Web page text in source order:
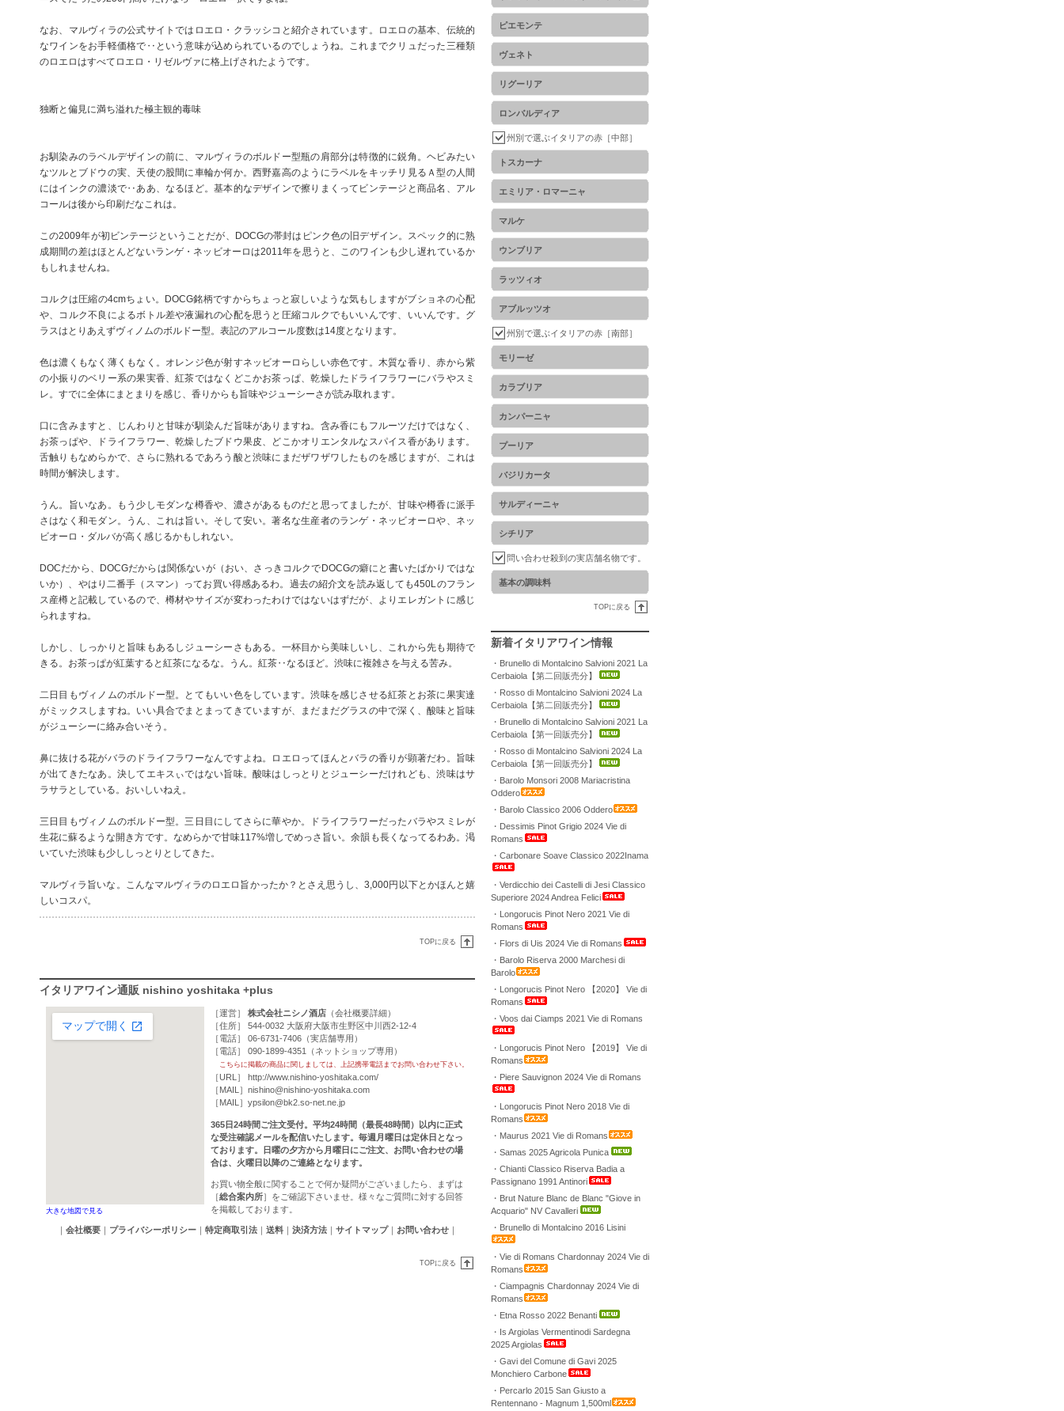
なお、マルヴィラの公式サイトではロエロ・クラッシコと紹介されています。ロエロの基本、伝統的
なワインをお手軽価格で‥という意味が込められているのでしょうね。これまでクリュだった三種類
のロエロはすべてロエロ・リゼルヴァに格上げされたようです。
独断と偏見に満ち溢れた極主観的毒味
お馴染みのラベルデザインの前に、マルヴィラのボルドー型瓶の肩部分は特徴的に鋭角。ヘビみたい
なツルとブドウの実、天使の股間に車輪か何か。西野嘉高のようにラベルをキッチリ見るＡ型の人間
にはインクの濃淡で‥ああ、なるほど。基本的なデザインで擦りまくってビンテージと商品名、アル
コールは後から印刷だなこれは。
この2009年が初ビンテージということだが、DOCGの帯封はピンク色の旧デザイン。スペック的に熟
成期間の差はほとんどないランゲ・ネッビオーロは2011年を思うと、このワインも少し遅れているか
もしれませんね。
コルクは圧縮の4cmちょい。DOCG銘柄ですからちょっと寂しいような気もしますがブショネの心配
や、コルク不良によるボトル差や液漏れの心配を思うと圧縮コルクでもいいんです、いいんです。グ
ラスはとりあえずヴィノムのボルドー型。表記のアルコール度数は14度となります。
色は濃くもなく薄くもなく。オレンジ色が射すネッビオーロらしい赤色です。木質な香り、赤から紫
の小振りのベリー系の果実香、紅茶ではなくどこかお茶っぱ、乾燥したドライフラワーにバラやスミ
レ。すでに全体にまとまりを感じ、香りからも旨味やジューシーさが読み取れます。
口に含みますと、じんわりと甘味が馴染んだ旨味がありますね。含み香にもフルーツだけではなく、
お茶っぱや、ドライフラワー、乾燥したブドウ果皮、どこかオリエンタルなスパイス香があります。
舌触りもなめらかで、さらに熟れるであろう酸と渋味にまだザワザワしたものを感じますが、これは
時間が解決します。
うん。旨いなあ。もう少しモダンな樽香や、濃さがあるものだと思ってましたが、甘味や樽香に派手
さはなく和モダン。うん、これは旨い。そして安い。著名な生産者のランゲ・ネッビオーロや、ネッ
ビオーロ・ダルバが高く感じるかもしれない。
DOCだから、DOCGだからは関係ないが（おい、さっきコルクでDOCGの癖にと書いたばかりではな
いか）、やはり二番手（スマン）ってお買い得感あるわ。過去の紹介文を読み返しても450Lのフラン
ス産樽と記載しているので、樽材やサイズが変わったわけではないはずだが、よりエレガントに感じ
られますね。
しかし、しっかりと旨味もあるしジューシーさもある。一杯目から美味しいし、これから先も期待で
きる。お茶っぱが紅葉すると紅茶になるな。うん。紅茶‥なるほど。渋味に複雑さを与える苦み。
二日目もヴィノムのボルドー型。とてもいい色をしています。渋味を感じさせる紅茶とお茶に果実達
がミックスしますね。いい具合でまとまってきていますが、まだまだグラスの中で深く、酸味と旨味
がジューシーに絡み合いそう。
鼻に抜ける花がバラのドライフラワーなんですよね。ロエロってほんとバラの香りが顕著だわ。旨味
が出てきたなあ。決してエキスぃではない旨味。酸味はしっとりとジューシーだけれども、渋味はサ
ラサラとしている。おいしいねえ。
三日目もヴィノムのボルドー型。三日目にしてさらに華やか。ドライフラワーだったバラやスミレが
生花に蘇るような開き方です。なめらかで甘味117%増しでめっさ旨い。余韻も長くなってるわあ。渇
いていた渋味も少ししっとりとしてきた。
マルヴィラ旨いな。こんなマルヴィラのロエロ旨かったか？とさえ思うし、3,000円以下とかほんと嬉
しいコスパ。
TOPに戻る
イタリアワイン通販 nishino yoshitaka +plus
大きな地図で見る
［運営］ 株式会社ニシノ酒店 （会社概要詳細）
［住所］ 544-0032 大阪府大阪市生野区中川西2-12-4
［電話］ 06-6731-7406（実店舗専用）
［電話］ 090-1899-4351（ネットショップ専用）
こちらに掲載の商品に関しましては、上記携帯電話までお問い合わせ下さい。
［URL］ http://www.nishino-yoshitaka.com/
［MAIL］ nishino@nishino-yoshitaka.com
［MAIL］ ypsilon@bk2.so-net.ne.jp
365日24時間ご注文受付。平均24時間（最長48時間）以内に正式
な受注確認メールを配信いたします。毎週月曜日は定休日となっ
ております。日曜の夕方から月曜日にご注文、お問い合わせの場
合は、火曜日以降のご連絡となります。
お買い物全般に関することで何か疑問がございましたら、まずは
［総合案内所］をご確認下さいませ。様々なご質問に対する回答
を掲載しております。
｜ 会社概要 ｜ プライバシーポリシー ｜ 特定商取引法 ｜ 送料 ｜ 決済方法 ｜ サイトマップ｜ お問い合わせ ｜
TOPに戻る
ピエモンテ
ヴェネト
リグーリア
ロンバルディア
州別で選ぶイタリアの赤［中部］
トスカーナ
エミリア・ロマーニャ
マルケ
ウンブリア
ラッツィオ
アブルッツオ
州別で選ぶイタリアの赤［南部］
モリーゼ
カラブリア
カンパーニャ
プーリア
バジリカータ
サルディーニャ
シチリア
問い合わせ殺到の実店舗名物です。
基本の調味料
TOPに戻る
新着イタリアワイン情報
・Brunello di Montalcino Salvioni 2021 La
Cerbaiola【第二回販売分】
・Rosso di Montalcino Salvioni 2024 La
Cerbaiola【第二回販売分】
・Brunello di Montalcino Salvioni 2021 La
Cerbaiola【第一回販売分】
・Rosso di Montalcino Salvioni 2024 La
Cerbaiola【第一回販売分】
・Barolo Monsori 2008 Mariacristina
Oddero
・Barolo Classico 2006 Oddero
・Dessimis Pinot Grigio 2024 Vie di
Romans
・Carbonare Soave Classico 2022Inama
・Verdicchio dei Castelli di Jesi Classico
Superiore 2024 Andrea Felici
・Longorucis Pinot Nero 2021 Vie di
Romans
・Flors di Uis 2024 Vie di Romans
・Barolo Riserva 2000 Marchesi di
Barolo
・Longorucis Pinot Nero 【2020】 Vie di
Romans
・Voos dai Ciamps 2021 Vie di Romans
・Longorucis Pinot Nero 【2019】 Vie di
Romans
・Piere Sauvignon 2024 Vie di Romans
・Longorucis Pinot Nero 2018 Vie di
Romans
・Maurus 2021 Vie di Romans
・Samas 2025 Agricola Punica
・Chianti Classico Riserva Badia a
Passignano 1991 Antinori
・Brut Nature Blanc de Blanc "Giove in
Acquario" NV Cavalleri
・Brunello di Montalcino 2016 Lisini
・Vie di Romans Chardonnay 2024 Vie di
Romans
・Ciampagnis Chardonnay 2024 Vie di
Romans
・Etna Rosso 2022 Benanti
・Is Argiolas Vermentinodi Sardegna
2025 Argiolas
・Gavi del Comune di Gavi 2025
Monchiero Carbone
・Percarlo 2015 San Giusto a
Rentennano - Magnum 1,500ml